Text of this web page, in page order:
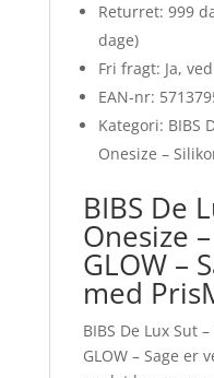
Returret: 999
dage)
Fri fragt: Ja,
EAN-nr:
Kategori: BIBS
Onesize –
BIBS De
Onesize
GLOW –
med
BIBS De Lux Sut
GLOW – Sage